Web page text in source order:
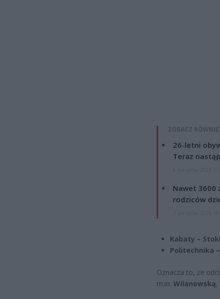
ZOBACZ
26-letni
Teraz
Nawet 3600
rodziców
Kabaty –
Politechnika
Oznacza to, że
m.in. Wilanowską,